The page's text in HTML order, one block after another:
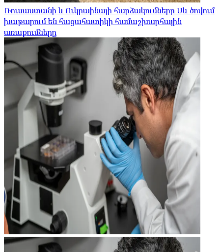
Ռուսաստանի և Ուկրաինայի հարձակումները Սև ծովում
խաթարում են հացահատիկի համաշխարհային
առաքումները